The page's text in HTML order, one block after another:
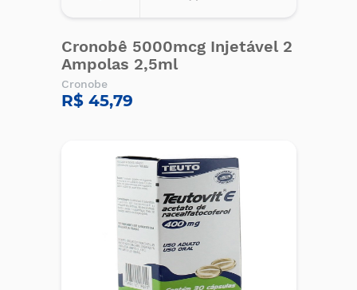
Cronobê 5000mcg Injetável 2
Ampolas 2,5ml
Cronobe
R$ 45,79